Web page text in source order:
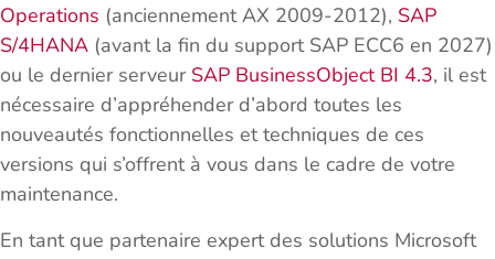
Operations (anciennement AX 2009-2012), SAP
S/4HANA (avant la fin du support SAP ECC6 en 2027)
ou le dernier serveur SAP BusinessObject BI 4.3, il est
nécessaire d’appréhender d’abord toutes les
nouveautés fonctionnelles et techniques de ces
versions qui s’offrent à vous dans le cadre de votre
maintenance.
En tant que partenaire expert des solutions Microsoft